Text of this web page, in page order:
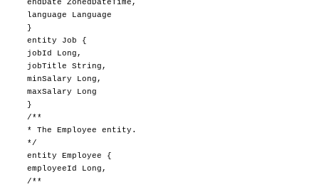
endDate ZonedDateTime,
language Language
}
entity Job {
jobId Long,
jobTitle String,
minSalary Long,
maxSalary Long
}
/**
* The Employee entity.
*/
entity Employee {
employeeId Long,
/**